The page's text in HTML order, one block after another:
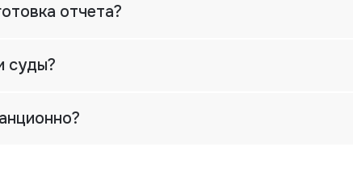
отчета?
суды?